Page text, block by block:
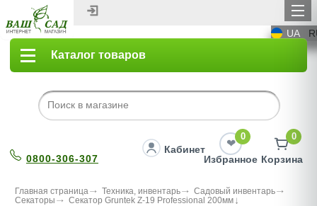
UA
Каталог товаров
0800-306-307
Кабинет
0
Избранное
0
Корзина
Главная страница Техника, инвентарь
Садовый инвентарь
Секаторы
Секатор Gruntek Z-19 Professional 200мм